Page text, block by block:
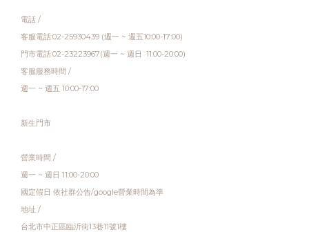
電話 /
客服電話:02-25930439 (週一 ~ 週五10:00-17:00)
門市電話:02-23223967(週一 ~ 週日 11:00-20:00)
客服服務時間 /
週一 ~ 週五 10:00-17:00
新生門市
營業時間 /
週一 ~ 週日 11:00-20:00
國定假日 依社群公告/google營業時間為準
地址 /
台北市中正區臨沂街13巷11號1樓